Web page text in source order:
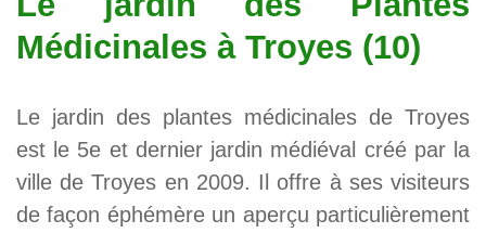
Médicinales à Troyes (10)
Le jardin des plantes médicinales de Troyes
est le 5e et dernier jardin médiéval créé par la
ville de Troyes en 2009. Il offre à ses visiteurs
de façon éphémère un aperçu particulièrement